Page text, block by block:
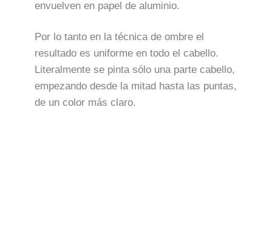
envuelven en papel de aluminio.
Por lo tanto en la técnica de ombre el
resultado es uniforme en todo el cabello.
Literalmente se pinta sólo una parte cabello,
empezando desde la mitad hasta las puntas,
de un color más claro.